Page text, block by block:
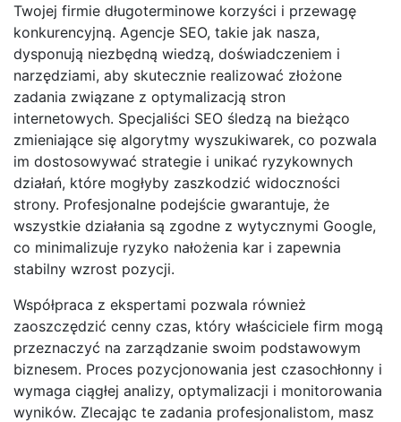
Twojej firmie długoterminowe korzyści i przewagę
konkurencyjną. Agencje SEO, takie jak nasza,
dysponują niezbędną wiedzą, doświadczeniem i
narzędziami, aby skutecznie realizować złożone
zadania związane z optymalizacją stron
internetowych. Specjaliści SEO śledzą na bieżąco
zmieniające się algorytmy wyszukiwarek, co pozwala
im dostosowywać strategie i unikać ryzykownych
działań, które mogłyby zaszkodzić widoczności
strony. Profesjonalne podejście gwarantuje, że
wszystkie działania są zgodne z wytycznymi Google,
co minimalizuje ryzyko nałożenia kar i zapewnia
stabilny wzrost pozycji.
Współpraca z ekspertami pozwala również
zaoszczędzić cenny czas, który właściciele firm mogą
przeznaczyć na zarządzanie swoim podstawowym
biznesem. Proces pozycjonowania jest czasochłonny i
wymaga ciągłej analizy, optymalizacji i monitorowania
wyników. Zlecając te zadania profesjonalistom, masz